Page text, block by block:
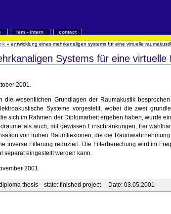
iem - intern
contact
» entwicklung eines mehrkanaligen systems für eine virtuelle
Systems für eine virtuelle
2001.
die wesentlichen Grundlagen der Raumakustik
Systeme vorgestellt, wobei die zwei
sich im Rahmen der Diplomarbeit ergeben haben, wurde
als auch, mit gewissen Einschränkungen, frei
von frühen Raumflexionen, die die
inverse Filterung reduziert. Die Filterberechung wird im
separat eingestellt werden kann.
2001.
thesisstate: finished project Date:03.05.2001